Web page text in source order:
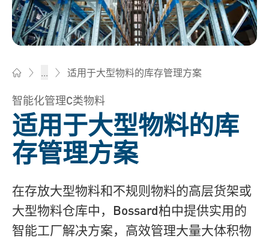
... 适用于大型物料的库存管理方案
智能化管理C类物料
适用于大型物料的库
存管理方案
在存放大型物料和不规则物料的高层货架或
大型物料仓库中，Bossard柏中提供实用的
智能工厂解决方案，高效管理大量大体积物